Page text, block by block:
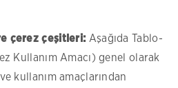
çerez çeşitleri: Aşağıda Tablo-
Kullanım Amacı) genel olarak
kullanım amaçlarından